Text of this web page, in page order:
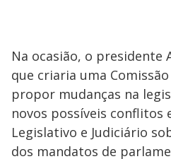
Na ocasião, o presidente
que criaria uma
propor mudanças na
novos possíveis conflitos
Legislativo e Judiciário
dos mandatos de